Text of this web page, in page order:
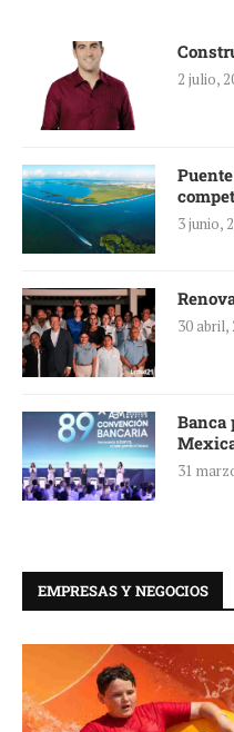
2 julio,
3 junio,
30 abril,
Banca
31
EMPRESAS Y NEGOCIOS